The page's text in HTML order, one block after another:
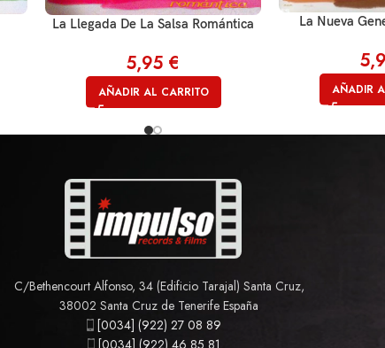
La Llegada De La Salsa Romántica
5,95 €
AÑADIR AL CARRITO
La Nueva
AÑADIR
C/Bethencourt Alfonso, 34 (Edificio Tarajal) Santa Cruz,
38002 Santa Cruz de Tenerife España
[0034] (922) 27 08 89